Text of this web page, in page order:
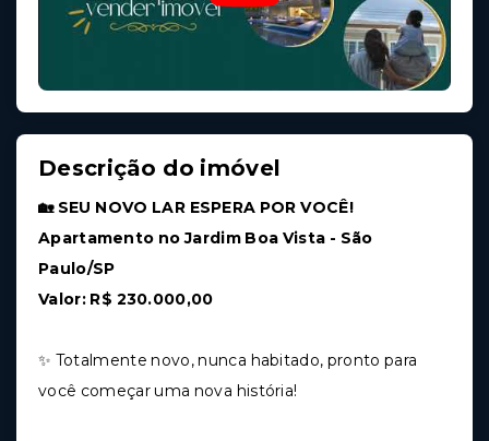
Descrição do imóvel
🏡 SEU NOVO LAR ESPERA POR VOCÊ!
Apartamento no Jardim Boa Vista - São
Paulo/SP
Valor: R$ 230.000,00
✨ Totalmente novo, nunca habitado, pronto para
você começar uma nova história!